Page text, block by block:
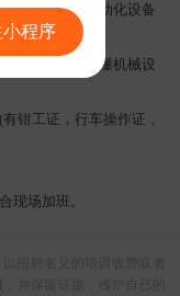
从事机床或自动化设备
磨等），需看懂机械设
钳工证，行车操作证，
现场加班。
程序